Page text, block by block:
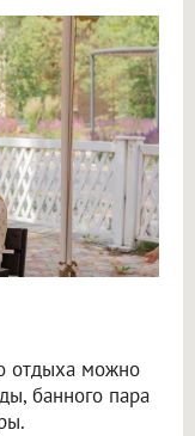
отдыха можно
банного пара